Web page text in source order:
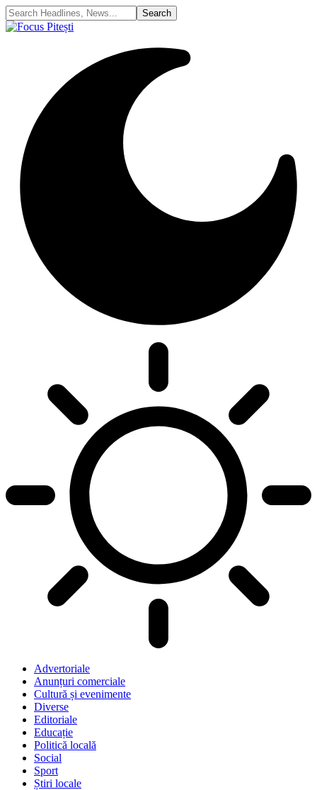
Advertoriale
Anunțuri comerciale
Cultură și evenimente
Diverse
Editoriale
Educație
Politică locală
Social
Sport
Știri locale